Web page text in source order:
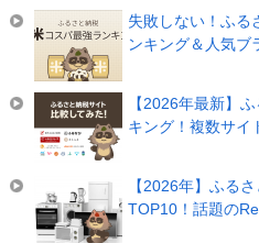
失敗しない！ふる
ンキング＆人気ブ
【2026年最新】
キング！複数サイ
【2026年】ふる
TOP10！話題の